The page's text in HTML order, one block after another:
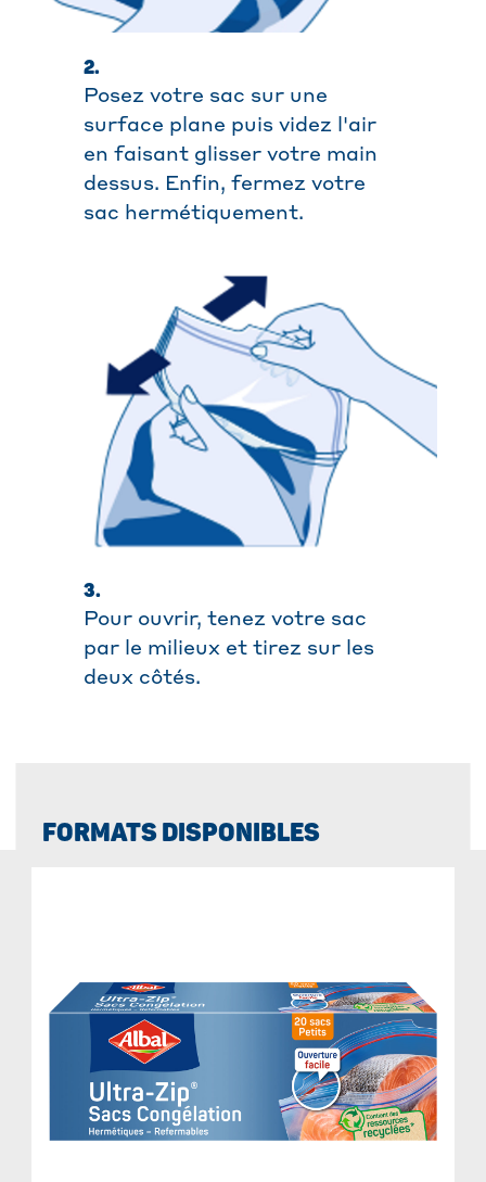
2.
Posez votre sac sur une
surface plane puis videz l'air
en faisant glisser votre main
dessus. Enfin, fermez votre
sac hermétiquement.
3.
Pour ouvrir, tenez votre sac
par le milieux et tirez sur les
deux côtés.
FORMATS DISPONIBLES